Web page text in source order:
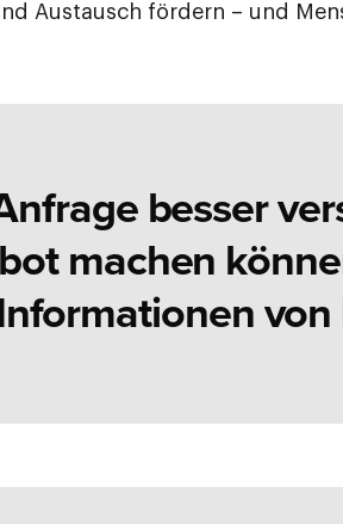
Austausch fördern – und
besser
machen
von